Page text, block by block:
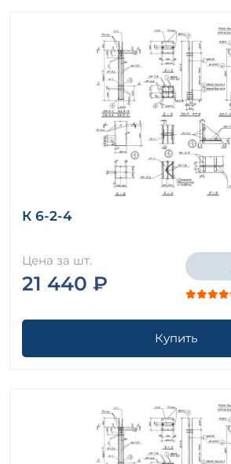
К 6-2-4
Цена за шт.
21 440 ₽
Купить